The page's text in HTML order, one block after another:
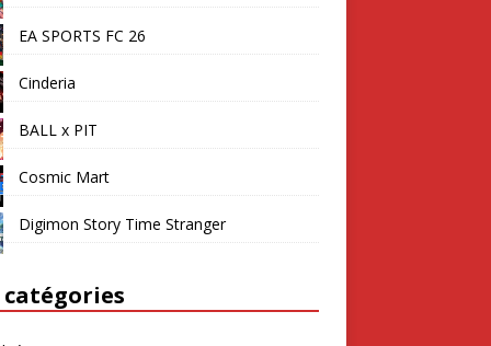
EA SPORTS FC 26
Cinderia
BALL x PIT
Cosmic Mart
Digimon Story Time Stranger
catégories